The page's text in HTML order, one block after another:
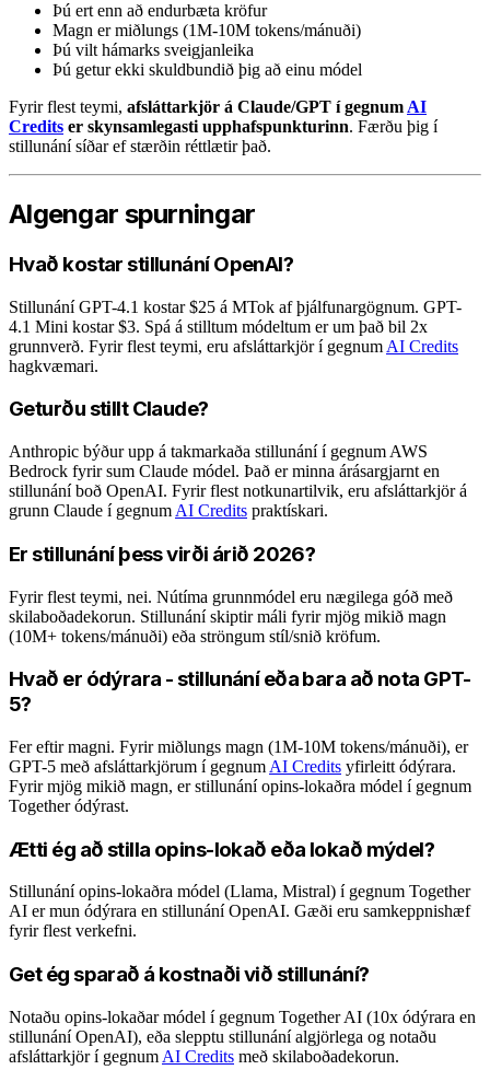
Þú ert enn að endurbæta kröfur
Magn er miðlungs (1M-10M tokens/mánuði)
Þú vilt hámarks sveigjanleika
Þú getur ekki skuldbundið þig að einu módel
Fyrir flest teymi, afsláttarkjör á Claude/GPT í gegnum AI
Credits er skynsamlegasti upphafspunkturinn. Færðu þig í
stillunání síðar ef stærðin réttlætir það.
Algengar spurningar
Hvað kostar stillunání OpenAI?
Stillunání GPT-4.1 kostar $25 á MTok af þjálfunargögnum. GPT-
4.1 Mini kostar $3. Spá á stilltum módeltum er um það bil 2x
grunnverð. Fyrir flest teymi, eru afsláttarkjör í gegnum AI Credits
hagkvæmari.
Geturðu stillt Claude?
Anthropic býður upp á takmarkaða stillunání í gegnum AWS
Bedrock fyrir sum Claude módel. Það er minna árásargjarnt en
stillunání boð OpenAI. Fyrir flest notkunartilvik, eru afsláttarkjör á
grunn Claude í gegnum AI Credits praktískari.
Er stillunání þess virði árið 2026?
Fyrir flest teymi, nei. Nútíma grunnmódel eru nægilega góð með
skilaboðadekorun. Stillunání skiptir máli fyrir mjög mikið magn
(10M+ tokens/mánuði) eða ströngum stíl/snið kröfum.
Hvað er ódýrara - stillunání eða bara að nota GPT-
5?
Fer eftir magni. Fyrir miðlungs magn (1M-10M tokens/mánuði), er
GPT-5 með afsláttarkjörum í gegnum AI Credits yfirleitt ódýrara.
Fyrir mjög mikið magn, er stillunání opins-lokaðra módel í gegnum
Together ódýrast.
Ætti ég að stilla opins-lokað eða lokað mýdel?
Stillunání opins-lokaðra módel (Llama, Mistral) í gegnum Together
AI er mun ódýrara en stillunání OpenAI. Gæði eru samkeppnishæf
fyrir flest verkefni.
Get ég sparað á kostnaði við stillunání?
Notaðu opins-lokaðar módel í gegnum Together AI (10x ódýrara en
stillunání OpenAI), eða slepptu stillunání algjörlega og notaðu
afsláttarkjör í gegnum AI Credits með skilaboðadekorun.